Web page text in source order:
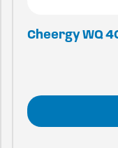
Cheergy WQ